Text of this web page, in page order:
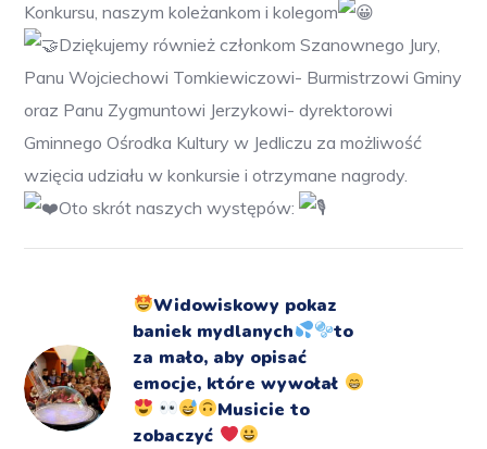
Konkursu, naszym koleżankom i kolegom
Dziękujemy również członkom Szanownego Jury,
Panu Wojciechowi Tomkiewiczowi- Burmistrzowi Gminy
oraz Panu Zygmuntowi Jerzykowi- dyrektorowi
Gminnego Ośrodka Kultury w Jedliczu za możliwość
wzięcia udziału w konkursie i otrzymane nagrody.
Oto skrót naszych występów:
Widowiskowy pokaz
baniek mydlanych
to
za mało, aby opisać
emocje, które wywołał
Musicie to
zobaczyć